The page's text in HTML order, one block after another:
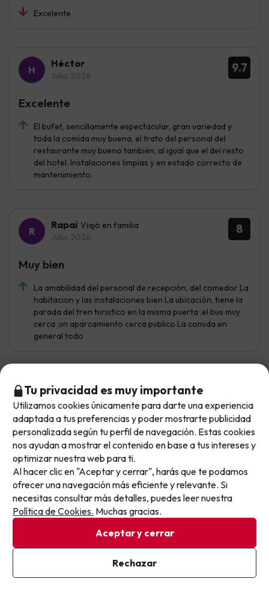
Excelente
9.7
Héctor
Julio 2026
El bufet, sencillamente espectacular, gran variedad y
toda la comida muy buena, el trato del personal del
restaurante muy bueno también, al igual que el del resto
del hotel. Instalaciones limpias y en estado correcto de
mantenimiento.
Excelente
8
Rapai Viajó en familia
Julio 2026
La amabilidad del personal de recepción, del comedor La
habitacion y las instalaciones bien La ubicación, tiene la
parada del tren turistico en la misma puerta ,el bus muy
cerca ,un aparcamiento cerca publico La comida en
general todo
Muy bien
Monica Viajó en familia
Ubicación excelente, habitaciones muy buenas. Personal
super amable. La comida muy rica. Piscina sUber bien! Mi
sobrina la disfruto a tope. Enhorabuena! Todo súper
bien, muchísimo mejor que mis expectativas.
Iba con algunas reticencias por otros comentarios,
como por ejemplo aparcar (se puede aparcar fuera de
hotel en zona azul todo el día por 6€, al lado del hotel) y
por la Comida (el buffet variado y todo muy rico). De
verdad, gran hotel! Todo positivo
Excelente
No llegas tarde: llegas al siguiente.
Este chollo ya ha caducado, pero cada día lanzamos
nuevas oportunidades para viajar mejor y pagar
menos.
Apúntate y que el próximo no se te escape.
Pon tu mejor e-mail
Ya estoy suscrito
Al suscribirte, confirmas haber leído y estar de acuerdo con la
Tu privacidad es muy importante
Utilizamos cookies únicamente para darte una experiencia
adaptada a tus preferencias y poder mostrarte publicidad
personalizada según tu perfil de navegación. Estas cookies
nos ayudan a mostrar el contenido en base a tus intereses y
optimizar nuestra web para ti.
Al hacer clic en "Aceptar y cerrar", harás que te podamos
ofrecer una navegación más eficiente y relevante. Si
necesitas consultar más detalles, puedes leer nuestra
Política de Cookies. Muchas gracias.
Aceptar y cerrar
Rechazar